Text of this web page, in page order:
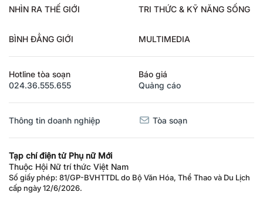
NHÌN RA THẾ GIỚI TRI THỨC & KỸ NĂNG SỐNG
BÌNH ĐẲNG GIỚI MULTIMEDIA
Hotline tòa soạn
024.36.555.655
Báo giá
Quảng cáo
Thông tin doanh nghiệp Tòa soạn
Tạp chí điện tử Phụ nữ Mới
Thuộc Hội Nữ trí thức Việt Nam
Số giấy phép: 81/GP-BVHTTDL do Bộ Văn Hóa, Thể Thao và Du Lịch
cấp ngày 12/6/2026.